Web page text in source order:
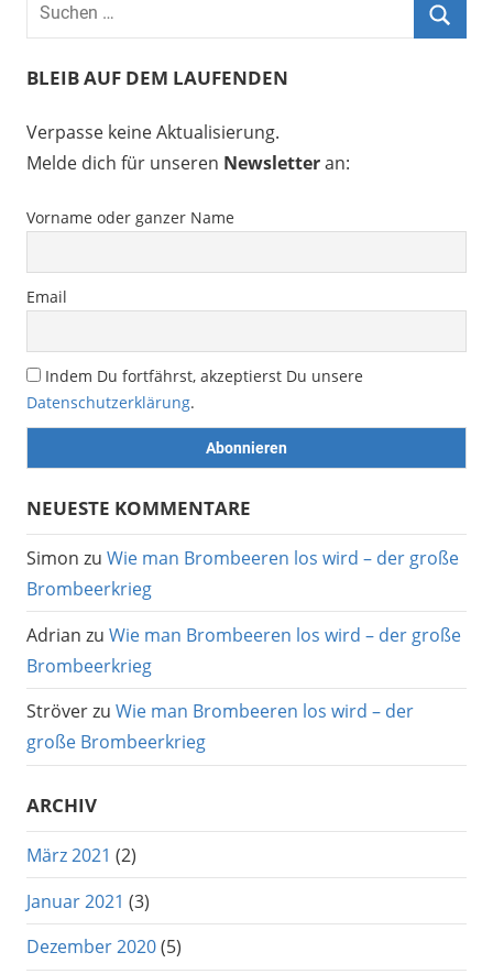
BLEIB AUF DEM LAUFENDEN
Verpasse keine Aktualisierung.
Melde dich für unseren Newsletteran:
Vorname oder ganzer Name
Email
Indem Du fortfährst, akzeptierst Du unsere
Datenschutzerklärung.
NEUESTE KOMMENTARE
Simon zu Wie man Brombeeren los wird – der große
Brombeerkrieg
Adrian zu Wie man Brombeeren los wird – der große
Brombeerkrieg
Ströverzu Wie man Brombeeren los wird – der
große Brombeerkrieg
ARCHIV
März 2021 (2)
Januar 2021 (3)
Dezember 2020(5)